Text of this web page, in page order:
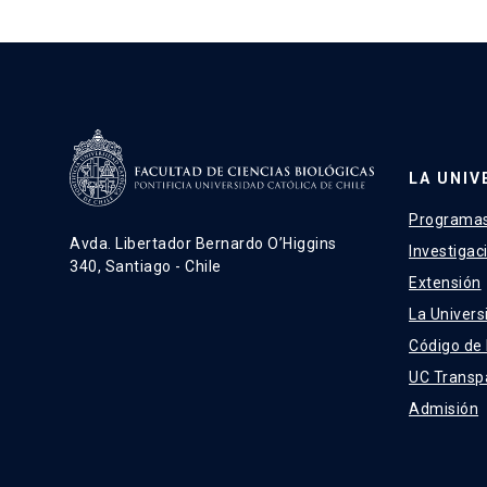
Avda. Libertador Bernardo O’Higgins
340, Santiago - Chile
LA
Extensión
La
Código de
UC
Admisión